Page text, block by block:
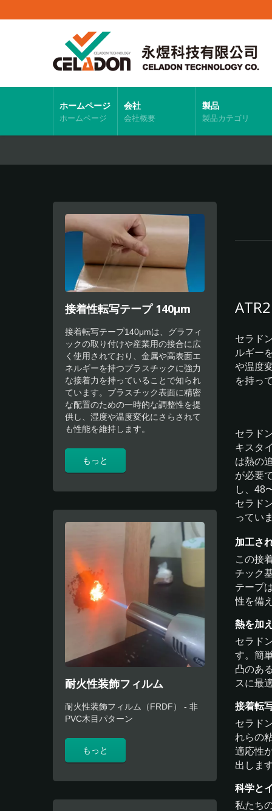
ホームページ
ホームページ
会社
会社概要
製品
製品カテゴリ
接着性転写テープ 140μm
接着転写テープ140μmは、グラフィ
ックの取り付けや産業用の接合に広
く使用されており、金属や高表面エ
ネルギーを持つプラスチックに強力
な接着力を持っていることで知られ
ています。プラスチック表面に精密
な配置のための一時的な調整性を提
供し、湿度や温度変化にさらされて
も性能を維持します。
もっと
耐火性装飾フィルム
耐火性装飾フィルム（FRDF） - 非
PVC木目パターン
もっと
セラド
ルギー
や温度
を持っ
セラド
キスタ
は熱の
が必要
し、48
セラド
ってい
加工さ
この接
チック
テープ
性を備
熱を加
セラド
す。簡
凸のあ
スに最
接着転
セラド
れらの
適応性
出しま
科学と
私たち